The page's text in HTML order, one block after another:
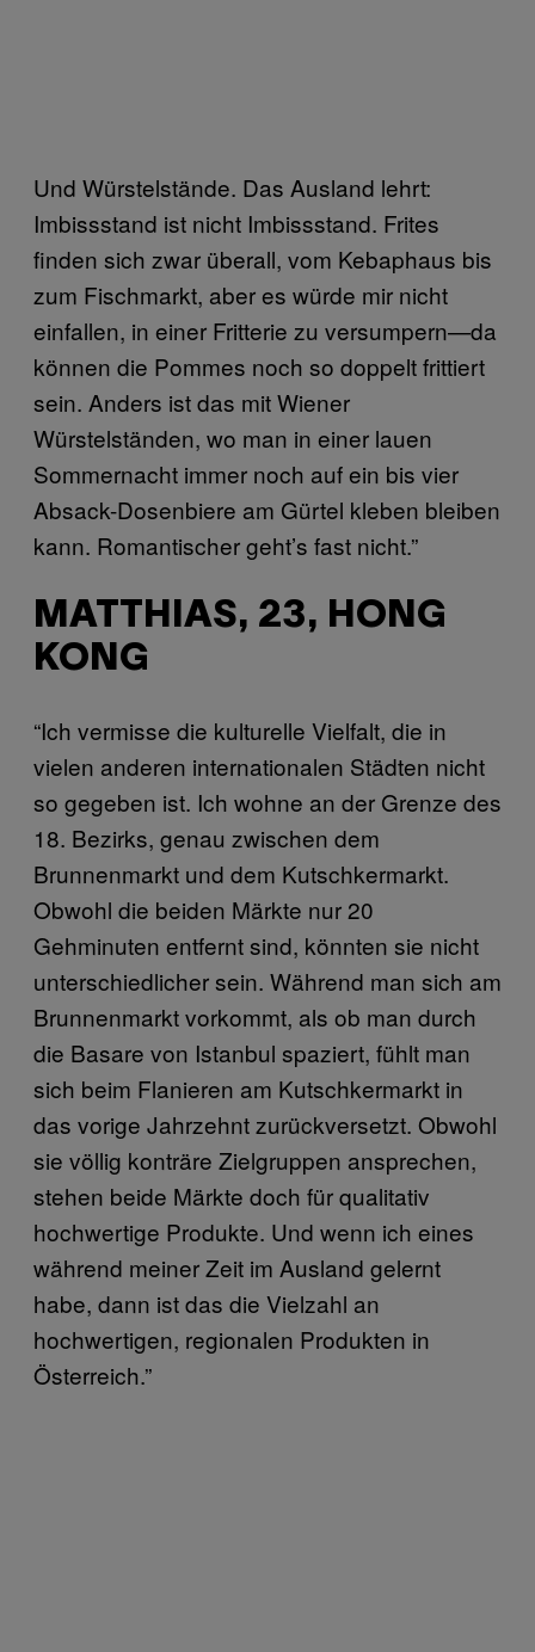
Und Würstelstände. Das Ausland lehrt:
Imbissstand ist nicht Imbissstand. Frites
finden sich zwar überall, vom Kebaphaus bis
zum Fischmarkt, aber es würde mir nicht
einfallen, in einer Fritterie zu versumpern—da
können die Pommes noch so doppelt frittiert
sein. Anders ist das mit Wiener
Würstelständen, wo man in einer lauen
Sommernacht immer noch auf ein bis vier
Absack-Dosenbiere am Gürtel kleben bleiben
kann. Romantischer geht’s fast nicht.”
MATTHIAS, 23, HONG
KONG
“Ich vermisse die kulturelle Vielfalt, die in
vielen anderen internationalen Städten nicht
so gegeben ist. Ich wohne an der Grenze des
18. Bezirks, genau zwischen dem
Brunnenmarkt und dem Kutschkermarkt.
Obwohl die beiden Märkte nur 20
Gehminuten entfernt sind, könnten sie nicht
unterschiedlicher sein. Während man sich am
Brunnenmarkt vorkommt, als ob man durch
die Basare von Istanbul spaziert, fühlt man
sich beim Flanieren am Kutschkermarkt in
das vorige Jahrzehnt zurückversetzt. Obwohl
sie völlig konträre Zielgruppen ansprechen,
stehen beide Märkte doch für qualitativ
hochwertige Produkte. Und wenn ich eines
während meiner Zeit im Ausland gelernt
habe, dann ist das die Vielzahl an
hochwertigen, regionalen Produkten in
Österreich.”